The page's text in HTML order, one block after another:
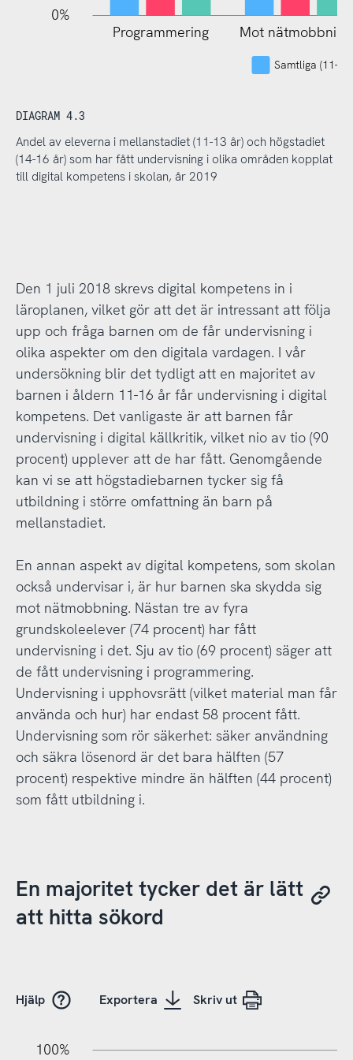
0%
Programmering Mot nätmobbning
Samtliga (11-16
DIAGRAM 4.3
Andel av eleverna i mellanstadiet (11-13 år) och högstadiet
(14-16 år) som har fått undervisning i olika områden kopplat
till digital kompetens i skolan, år 2019
Den 1 juli 2018 skrevs digital kompetens in i
läroplanen, vilket gör att det är intressant att följa
upp och fråga barnen om de får undervisning i
olika aspekter om den digitala vardagen. I vår
undersökning blir det tydligt att en majoritet av
barnen i åldern 11-16 år får undervisning i digital
kompetens. Det vanligaste är att barnen får
undervisning i digital källkritik, vilket nio av tio (90
procent) upplever att de har fått. Genomgående
kan vi se att högstadiebarnen tycker sig få
utbildning i större omfattning än barn på
mellanstadiet.
En annan aspekt av digital kompetens, som skolan
också undervisar i, är hur barnen ska skydda sig
mot nätmobbning. Nästan tre av fyra
grundskoleelever (74 procent) har fått
undervisning i det. Sju av tio (69 procent) säger att
de fått undervisning i programmering.
Undervisning i upphovsrätt (vilket material man får
använda och hur) har endast 58 procent fått.
Undervisning som rör säkerhet: säker användning
och säkra lösenord är det bara hälften (57
procent) respektive mindre än hälften (44 procent)
som fått utbildning i.
En majoritet tycker det är lätt
att hitta sökord
Hjälp Exportera Skriv ut
100%